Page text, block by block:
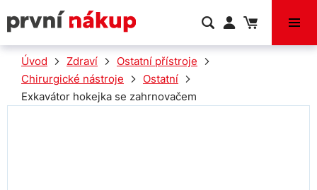
VÝPRODEJ
Úvod Zdraví
Ostatní přístroje
Chirurgické nástroje
Ostatní
Exkavátor hokejka se zahrnovačem